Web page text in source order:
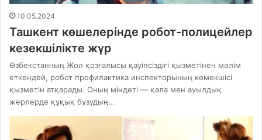
10.05.2024
Ташкент көшелерінде робот-полицейлер
кезекшілікте жүр
Өзбекстанның Жол қозғалысы қауіпсіздігі қызметінен мәлім
еткендей, робот профилактика инспекторының көмекшісі
қызметін атқарады. Оның міндеті — қала мен ауылдық
жерлерде құқық бұзудың…